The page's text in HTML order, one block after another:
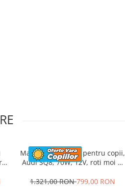
Masinuta electrica pentru copii,
Audi SQ8, 70W, 12V, roti moi si
1.321,00 RON799,00 RON